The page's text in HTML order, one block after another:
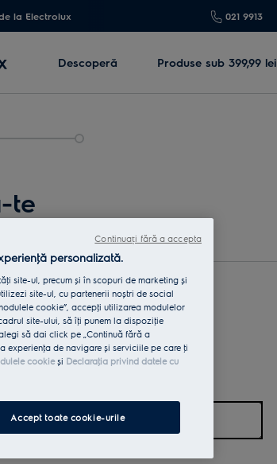
la Electrolux 021 9913
Descoperă Produse sub 399,99 lei
te
Introdu e-mail
personalizată.
site-ul, precum și în scopuri de marketing și
site-ul, cu partenerii noștri de social
cookie”, accepţi utilizarea modulelor
site-ului, să îţi punem la dispoziţie
să dai click pe „Continuă fără a
experienţa de navigare și serviciile pe care ţi
cookieși Declaraţia privind datele cu
Accept toate cookie-urile
Continuați fără a accepta